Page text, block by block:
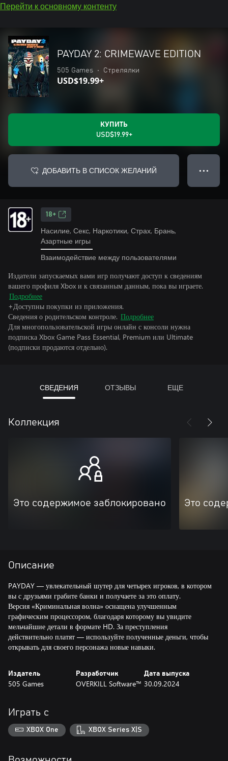
Перейти к основному контенту
PAYDAY 2: CRIMEWAVE EDITION
505 Games • Стрелялки
USD$19.99+
КУПИТЬ
USD$19.99+
ДОБАВИТЬ В СПИСОК ЖЕЛАНИЙ ● ● ●
18+
Насилие, Секс, Наркотики, Страх, Брань,
Азартные игры
Взаимодействие между пользователями
Издатели запускаемых вами игр получают доступ к сведениям
вашего профиля Xbox и к связанным данным, пока вы играете.
Подробнее
+Доступны покупки из приложения.
Сведения о родительском контроле. Подробнее
Для многопользовательской игры онлайн с консоли нужна
подписка Xbox Game Pass Essential, Premium или Ultimate
(подписки продаются отдельно).
СВЕДЕНИЯ ОТЗЫВЫ ЕЩЕ
Коллекция
Это содержимое заблокировано Это
Описание
PAYDAY — увлекательный шутер для четырех игроков, в котором
вы с друзьями грабите банки и получаете за это оплату.
Версия «Криминальная волна» оснащена улучшенным
графическим процессором, благодаря которому вы увидите
мельчайшие детали в формате HD. За преступления
действительно платят — используйте полученные деньги, чтобы
открывать для своего персонажа новые навыки.
Издатель
505 Games
Разработчик
OVERKILL Software™
Дата выпуска
30.09.2024
Играть с
XBOX One XBOX Series X|S